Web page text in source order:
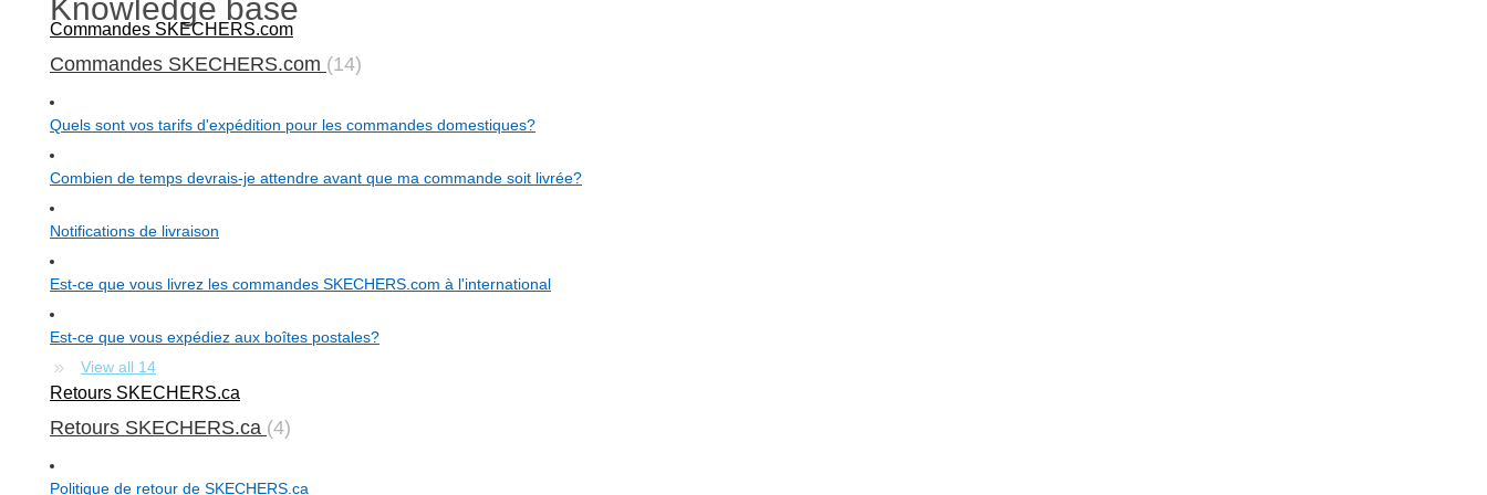
Knowledge base
Commandes SKECHERS.com
Commandes SKECHERS.com 14
Quels sont vos tarifs d'expédition pour les commandes domestiques?
Combien de temps devrais-je attendre avant que ma commande soit livrée?
Notifications de livraison
Est-ce que vous livrez les commandes SKECHERS.com à l'international
Est-ce que vous expédiez aux boîtes postales?
View all 14
Retours SKECHERS.ca
Retours SKECHERS.ca 4
Politique de retour de SKECHERS.ca